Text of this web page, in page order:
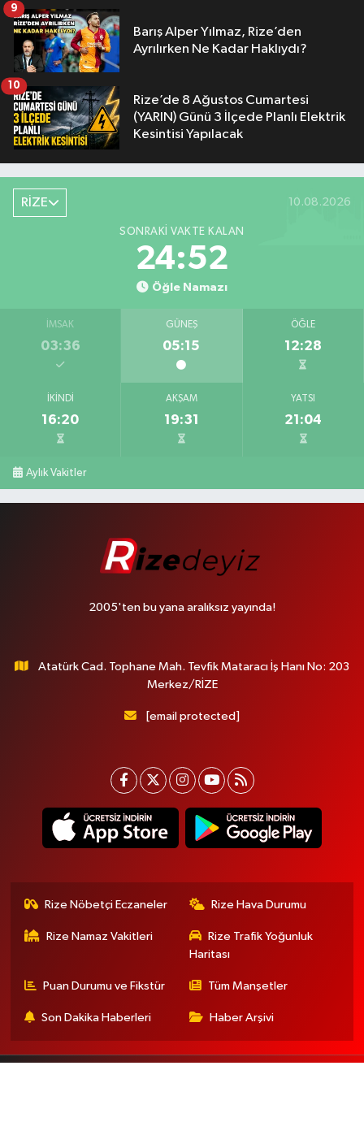
Barış Alper Yılmaz, Rize’den
Ayrılırken Ne Kadar Haklıydı?
9
Rize’de 8 Ağustos Cumartesi
(YARIN) Günü 3 İlçede Planlı Elektrik
Kesintisi Yapılacak
10
RİZE 10.08.2026
SONRAKI VAKTE KALAN
24:52
Öğle Namazı
İMSAK
03:36
GÜNEŞ
05:15
ÖĞLE
12:28
İKINDI
16:20
AKŞAM
19:31
YATSI
21:04
Aylık Vakitler
2005'ten bu yana aralıksız yayında!
Atatürk Cad. Tophane Mah. Tevfik Mataracı İş Hanı No: 203
Merkez/RİZE
[email protected]
Rize Nöbetçi Eczaneler Rize Hava Durumu
Rize Namaz Vakitleri
Rize Trafik Yoğunluk
Haritası
Puan Durumu ve Fikstür Tüm Manşetler
Son Dakika Haberleri Haber Arşivi